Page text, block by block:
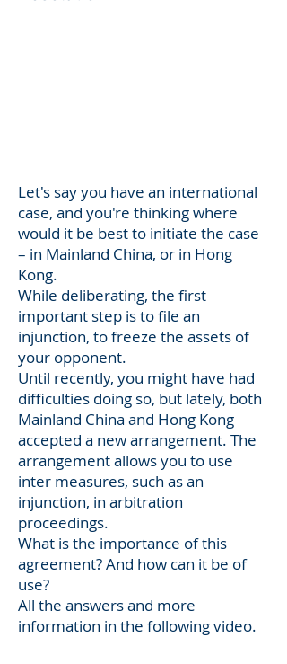
Let's say you have an international
case, and you're thinking where
would it be best to initiate the case
– in Mainland China, or in Hong
Kong.
While deliberating, the first
important step is to file an
injunction, to freeze the assets of
your opponent.
Until recently, you might have had
difficulties doing so, but lately, both
Mainland China and Hong Kong
accepted a new arrangement. The
arrangement allows you to use
inter measures, such as an
injunction, in arbitration
proceedings.
What is the importance of this
agreement? And how can it be of
use?
All the answers and more
information in the following video.